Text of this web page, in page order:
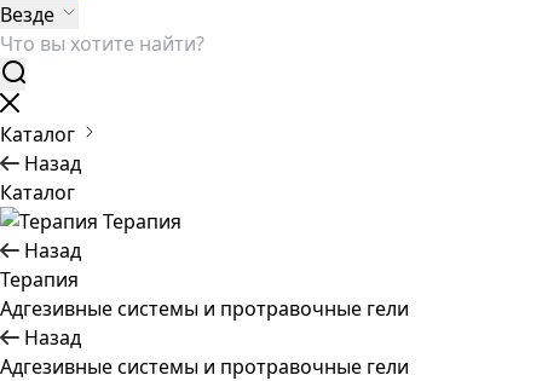
Везде
Каталог
Назад
Каталог
Терапия
Назад
Терапия
Адгезивные системы и протравочные гели
Назад
Адгезивные системы и протравочные гели